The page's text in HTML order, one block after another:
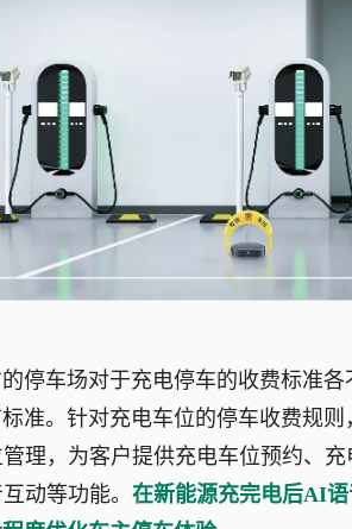
停车场对于充电停车的收费标准
准。针对充电车位的停车收费规
理，为客户提供充电车位预约、
动等功能。 在新能源充完电后AI